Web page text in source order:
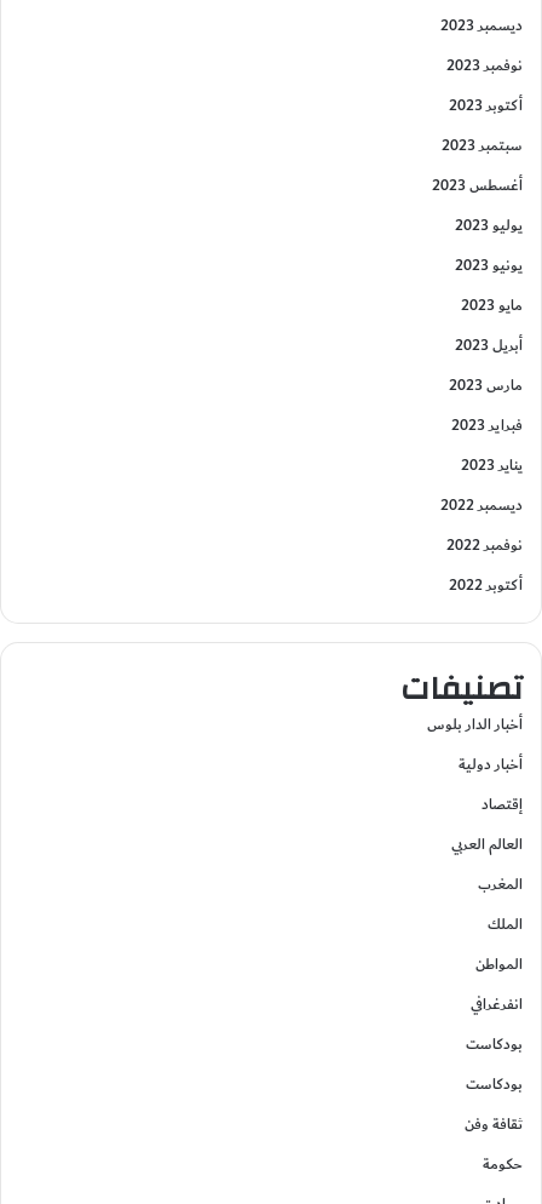
ديسمبر 2023
نوفمبر 2023
أكتوبر 2023
سبتمبر 2023
أغسطس 2023
يوليو 2023
يونيو 2023
مايو 2023
أبريل 2023
مارس 2023
فبراير 2023
يناير 2023
ديسمبر 2022
نوفمبر 2022
أكتوبر 2022
تصنيفات
أخبار الدار بلوس
أخبار دولية
إقتصاد
العالم العربي
المغرب
الملك
المواطن
انفرغرافي
بودكاست
بودكاست
ثقافة وفن
حكومة